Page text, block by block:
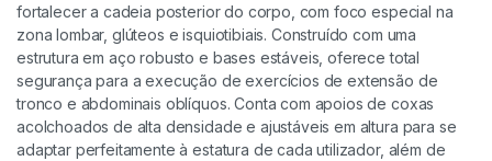
fortalecer a cadeia posterior do corpo, com foco especial na
zona lombar, glúteos e isquiotibiais. Construído com uma
estrutura em aço robusto e bases estáveis, oferece total
segurança para a execução de exercícios de extensão de
tronco e abdominais oblíquos. Conta com apoios de coxas
acolchoados de alta densidade e ajustáveis em altura para se
adaptar perfeitamente à estatura de cada utilizador, além de